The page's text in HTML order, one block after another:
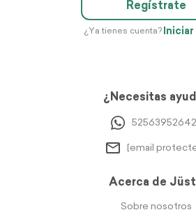
Regístrate
¿Ya tienes cuenta? Iniciar
¿Necesitas
[email
Acerca de
Sobre nosotros